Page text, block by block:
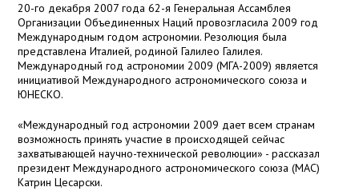
20-го декабря 2007 года 62-я Генеральная Ассамблея
Организации Объединенных Наций провозгласила 2009 год
Международным годом астрономии. Резолюция была
представлена Италией, родиной Галилео Галилея.
Международный год астрономии 2009 (МГА-2009) является
инициативой Международного астрономического союза и
ЮНЕСКО.
«Международный год астрономии 2009 дает всем странам
возможность принять участие в происходящей сейчас
захватывающей научно-технической революции» - рассказал
президент Международного астрономического союза (МАС)
Катрин Цесарски.